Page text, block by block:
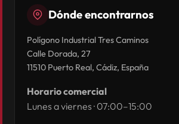
Dónde encontrarnos
Polígono Industrial Tres Caminos
Calle Dorada, 27
11510 Puerto Real, Cádiz, España
Horario comercial
Lunes a viernes · 07:00–15:00